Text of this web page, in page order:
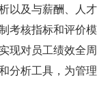
以及与薪酬、人才
考核指标和评价模
现对员工绩效全周
分析工具，为管理